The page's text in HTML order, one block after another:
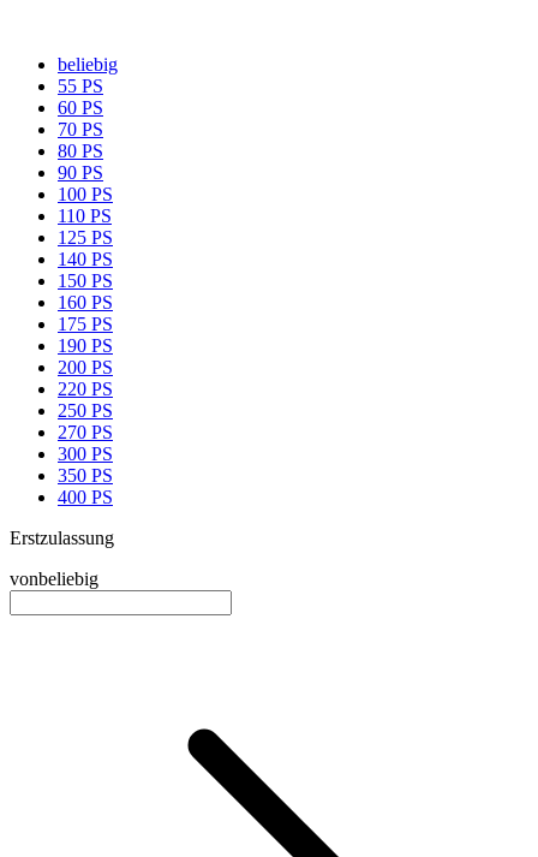
beliebig
55 PS
60 PS
70 PS
80 PS
90 PS
100 PS
110 PS
125 PS
140 PS
150 PS
160 PS
175 PS
190 PS
200 PS
220 PS
250 PS
270 PS
300 PS
350 PS
400 PS
Erstzulassung
vonbeliebig